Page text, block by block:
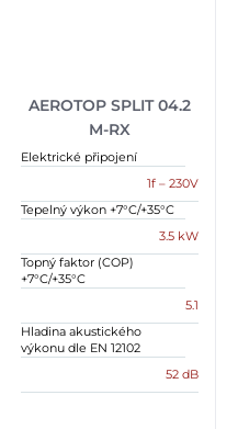
AEROTOP SPLIT 04.2
M-RX
Elektrické připojení
1f – 230V
Tepelný výkon +7°C/+35°C
3.5 kW
Topný faktor (COP)
+7°C/+35°C
5.1
Hladina akustického
výkonu dle EN 12102
52 dB